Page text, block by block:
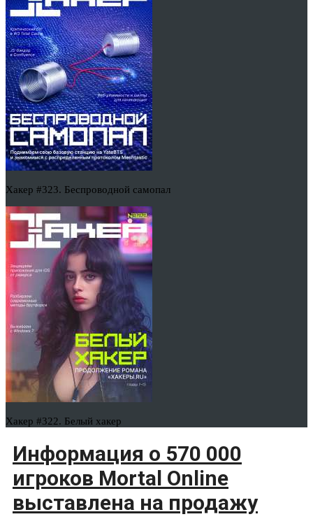
Хакер #323. Беспроводной самопал
Хакер #322. Белый хакер
Информация о 570 000
игроков Mortal Online
выставлена на продажу